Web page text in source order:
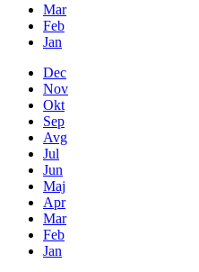
Mar
Feb
Jan
Dec
Nov
Okt
Sep
Avg
Jul
Jun
Maj
Apr
Mar
Feb
Jan